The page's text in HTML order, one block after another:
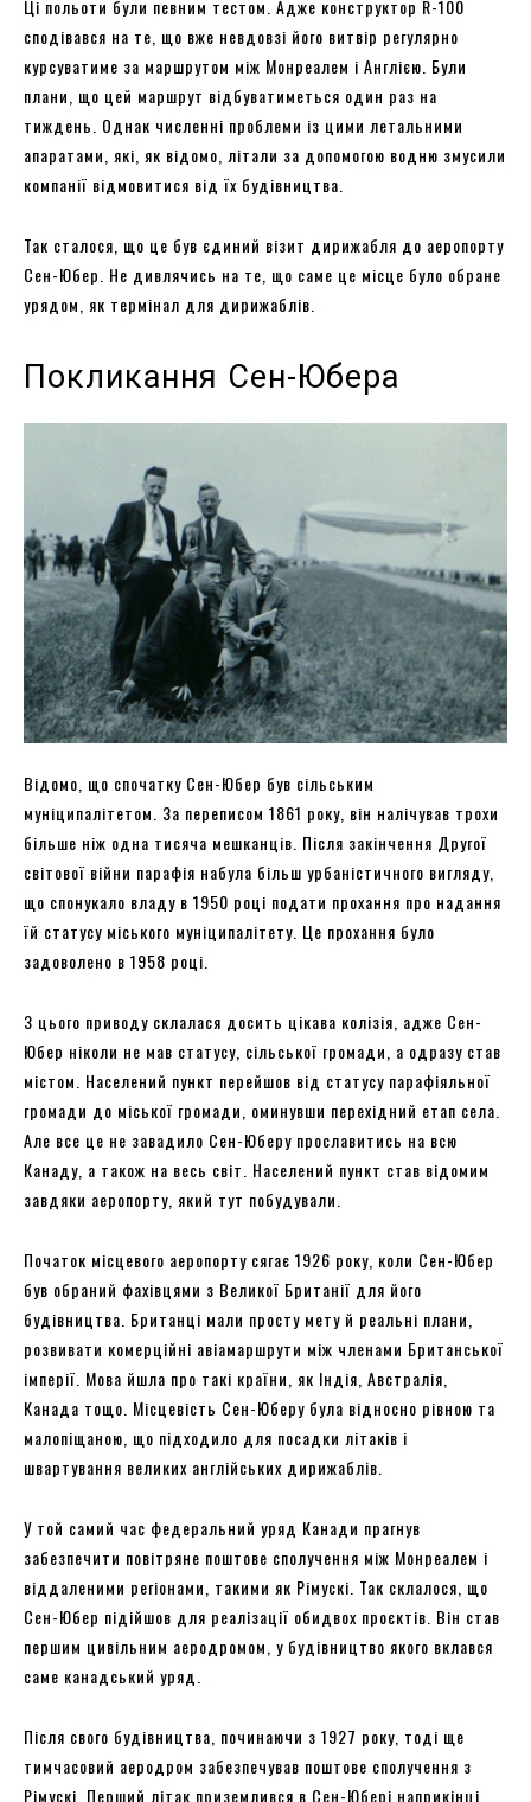
Ці польоти були певним тестом. Адже конструктор R-100
сподівався на те, що вже невдовзі його витвір регулярно
курсуватиме за маршрутом між Монреалем і Англією. Були
плани, що цей маршрут відбуватиметься один раз на
тиждень. Однак численні проблеми із цими летальними
апаратами, які, як відомо, літали за допомогою водню змусили
компанії відмовитися від їх будівництва.
Так сталося, що це був єдиний візит дирижабля до аеропорту
Сен-Юбер. Не дивлячись на те, що саме це місце було обране
урядом, як термінал для дирижаблів.
Покликання Сен-Юбера
Відомо, що спочатку Сен-Юбер був сільським
муніципалітетом. За переписом 1861 року, він налічував трохи
більше ніж одна тисяча мешканців. Після закінчення Другої
світової війни парафія набула більш урбаністичного вигляду,
що спонукало владу в 1950 році подати прохання про надання
їй статусу міського муніципалітету. Це прохання було
задоволено в 1958 році.
З цього приводу склалася досить цікава колізія, адже Сен-
Юбер ніколи не мав статусу, сільської громади, а одразу став
містом. Населений пункт перейшов від статусу парафіяльної
громади до міської громади, оминувши перехідний етап села.
Але все це не завадило Сен-Юберу прославитись на всю
Канаду, а також на весь світ. Населений пункт став відомим
завдяки аеропорту, який тут побудували.
Початок місцевого аеропорту сягає 1926 року, коли Сен-Юбер
був обраний фахівцями з Великої Британії для його
будівництва. Британці мали просту мету й реальні плани,
розвивати комерційні авіамаршрути між членами Британської
імперії. Мова йшла про такі країни, як Індія, Австралія,
Канада тощо. Місцевість Сен-Юберу була відносно рівною та
малопіщаною, що підходило для посадки літаків і
швартування великих англійських дирижаблів.
У той самий час федеральний уряд Канади прагнув
забезпечити повітряне поштове сполучення між Монреалем і
віддаленими регіонами, такими як Рімускі. Так склалося, що
Сен-Юбер підійшов для реалізації обидвох проєктів. Він став
першим цивільним аеродромом, у будівництво якого вклався
саме канадський уряд.
Після свого будівництва, починаючи з 1927 року, тоді ще
тимчасовий аеродром забезпечував поштове сполучення з
Рімускі. Перший літак приземлився в Сен-Юбері наприкінці